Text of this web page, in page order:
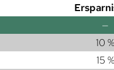
—
10 %
15 %